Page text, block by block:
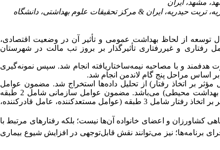
تربت حیدریه، ایران & مرکز تحقیقات علوم بهداشتی، دانشگاه
از لحاظ بهداشت عمومی و تأثیر آن در وضعیت اقتصادی،
رفتاری و غیررفتاری تأثیرگذار بر بروز تب مالت در شهرستان
محتوای کیفی است که بین 30 نفر به‌صورت هدفمند و با مصاحبه نیمه‌ساختاریافته انجام شد. سپس نمونه‌گیری
اساس مراحل پنج گام لاندمن انجام شد.
عوامل مؤثر بر اتخاذ رفتار) از تحلیل داده‌ها استخراج شد. مضمون عوامل
رفتاری شامل 3 طبقه (رفتارهای تغذیه‌ای ناسالم، حفاظت و ایمنی، مسائل بهداشت محیطی) می‌باشد. مضمون عوامل سازمانی شامل 2 طبقه
(مشارکت افراد کلیدی و تأثیرگذار، مشارکت سازمان‌ها)؛ مضمون عوامل مؤثر بر اتخاذ رفتار شامل 3 طبقه (عوامل مستعد‌کننده، عامل قادر‌کننده،
کشاورزان و اعضای خانواده آن‌ها نیست؛ بلکه رفتارهای مرتبط با
برنامه‌ها؛ نیز می‌توانند نقش قابل‌توجهی در افزایش شیوع بیماری